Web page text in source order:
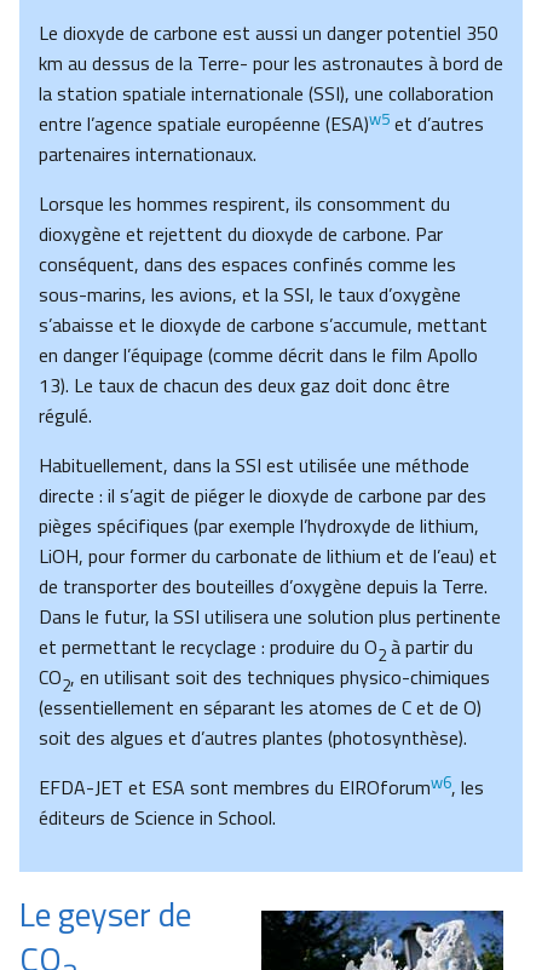
Le dioxyde de carbone est aussi un danger potentiel 350
km au dessus de la Terre- pour les astronautes à bord de
la station spatiale internationale (SSI), une collaboration
entre l’agence spatiale européenne (ESA)w5 et d’autres
partenaires internationaux.
Lorsque les hommes respirent, ils consomment du
dioxygène et rejettent du dioxyde de carbone. Par
conséquent, dans des espaces confinés comme les
sous-marins, les avions, et la SSI, le taux d’oxygène
s’abaisse et le dioxyde de carbone s’accumule, mettant
en danger l’équipage (comme décrit dans le film Apollo
13). Le taux de chacun des deux gaz doit donc être
régulé.
Habituellement, dans la SSI est utilisée une méthode
directe : il s’agit de piéger le dioxyde de carbone par des
pièges spécifiques (par exemple l’hydroxyde de lithium,
LiOH, pour former du carbonate de lithium et de l’eau) et
de transporter des bouteilles d’oxygène depuis la Terre.
Dans le futur, la SSI utilisera une solution plus pertinente
et permettant le recyclage : produire du O2 à partir du
CO2, en utilisant soit des techniques physico-chimiques
(essentiellement en séparant les atomes de C et de O)
soit des algues et d’autres plantes (photosynthèse).
EFDA-JET et ESA sont membres du EIROforumw6, les
éditeurs de Science in School.
Le geyser de
CO